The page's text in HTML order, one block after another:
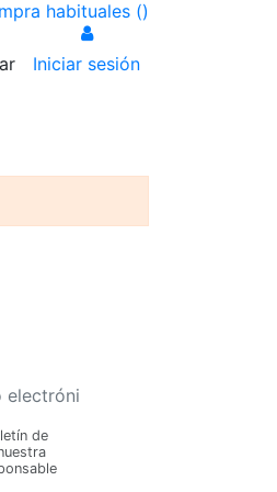
habituales ()
Iniciar sesión
de